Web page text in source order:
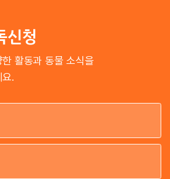
신청
활동과 동물 소식을
.
이